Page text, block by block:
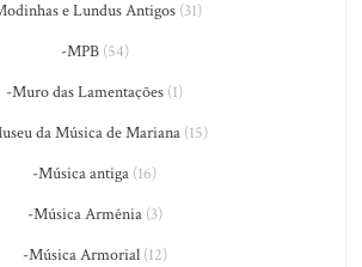
e Lundus Antigos (31)
-MPB(54)
-Muro das Lamentações (1)
da Música de Mariana(15)
-Música antiga (16)
-Música Armênia(3)
-Música Armorial(12)